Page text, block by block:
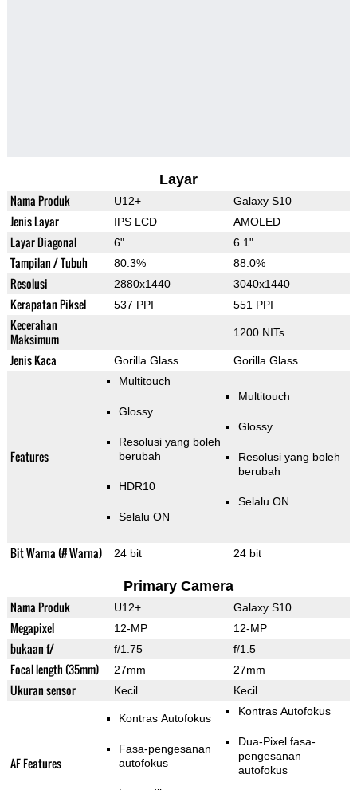
Layar
Nama Produk U12+ Galaxy S10
Jenis Layar IPS LCD AMOLED
Layar Diagonal 6" 6.1"
Tampilan / Tubuh 80.3% 88.0%
Resolusi 2880x1440 3040x1440
Kerapatan Piksel 537 PPI 551 PPI
Kecerahan
Maksimum
1200 NITs
Jenis Kaca Gorilla Glass Gorilla Glass
Features
Multitouch
Glossy
Resolusi yang boleh
berubah
HDR10
Selalu ON
Multitouch
Glossy
Resolusi yang boleh
berubah
Selalu ON
Bit Warna (# Warna) 24 bit 24 bit
Primary Camera
Nama Produk U12+ Galaxy S10
Megapixel 12-MP 12-MP
bukaan f/ f/1.75 f/1.5
Focal length (35mm) 27mm 27mm
Ukuran sensor Kecil Kecil
AF Features
Kontras Autofokus
Fasa-pengesanan
autofokus
Kontras Autofokus
Dua-Pixel fasa-
pengesanan
autofokus